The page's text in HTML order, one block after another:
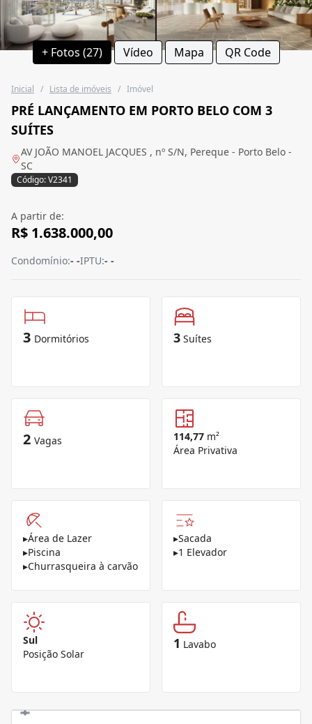
+ Fotos (27) Vídeo Mapa QR Code
Inicial / Lista de imóveis / Imóvel
PRÉ LANÇAMENTO EM PORTO BELO COM 3
SUÍTES
AV JOÃO MANOEL JACQUES , nº S/N, Pereque - Porto Belo -
SC
Código: V2341
A partir de:
R$ 1.638.000,00
Condomínio:- -IPTU:- -
3 Dormitórios 3 Suítes
2 Vagas 114,77 m²
Área Privativa
▸Área de Lazer
▸Piscina
▸Churrasqueira à carvão
▸Sacada
▸1 Elevador
Sul
Posição Solar
1 Lavabo